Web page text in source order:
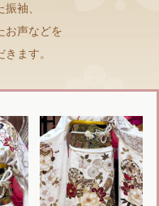
袖、
お声などを
ます。